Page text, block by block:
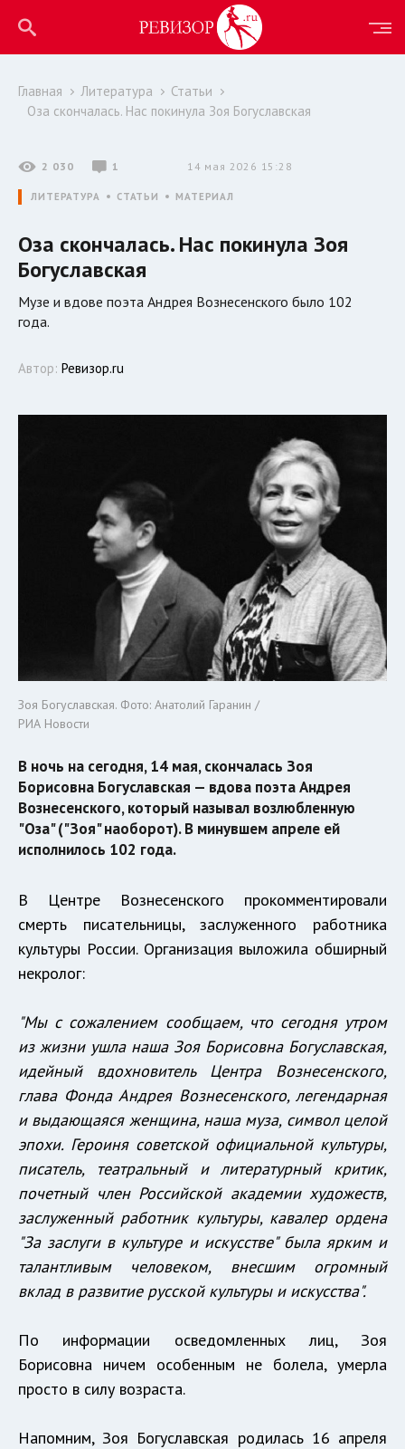
Главная Литература
Статьи
Оза скончалась. Нас покинула Зоя Богуславская
2 030 1 14 мая 2026 15:28
ЛИТЕРАТУРА СТАТЬИ МАТЕРИАЛ
Оза скончалась. Нас покинула Зоя
Богуславская
Музе и вдове поэта Андрея Вознесенского было 102
года.
Автор: Ревизор.ru
Зоя Богуславская. Фото: Анатолий Гаранин /
РИА Новости
В ночь на сегодня, 14 мая, скончалась Зоя
Борисовна Богуславская — вдова поэта Андрея
Вознесенского, который называл возлюбленную
"Оза" ("Зоя" наоборот). В минувшем апреле ей
исполнилось 102 года.
В Центре Вознесенского прокомментировали
смерть писательницы, заслуженного работника
культуры России. Организация выложила обширный
некролог:
"Мы с сожалением сообщаем, что сегодня утром
из жизни ушла наша Зоя Борисовна Богуславская,
идейный вдохновитель Центра Вознесенского,
глава Фонда Андрея Вознесенского, легендарная
и выдающаяся женщина, наша муза, символ целой
эпохи. Героиня советской официальной культуры,
писатель, театральный и литературный критик,
почетный член Российской академии художеств,
заслуженный работник культуры, кавалер ордена
"За заслуги в культуре и искусстве" была ярким и
талантливым человеком, внесшим огромный
вклад в развитие русской культуры и искусства".
По информации осведомленных лиц, Зоя
Борисовна ничем особенным не болела, умерла
просто в силу возраста.
Напомним, Зоя Богуславская родилась 16 апреля